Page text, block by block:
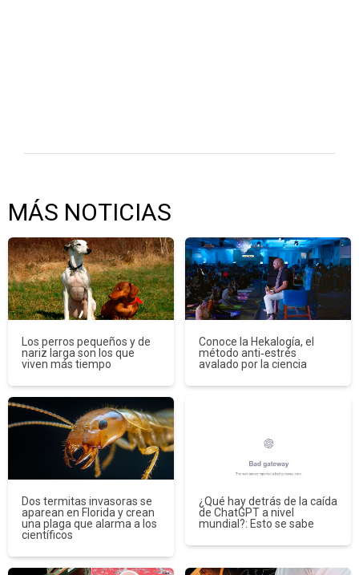
MÁS NOTICIAS
Los perros pequeños y de
nariz larga son los que
viven más tiempo
Conoce la Hekalogía, el
método anti‑estrés
avalado por la ciencia
Dos termitas invasoras se
aparean en Florida y crean
una plaga que alarma a los
científicos
¿Qué hay detrás de la caída
de ChatGPT a nivel
mundial?: Esto se sabe